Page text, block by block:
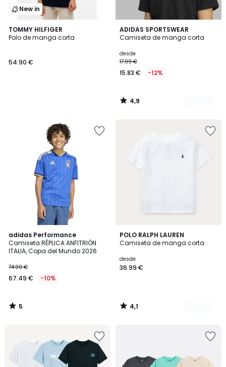
New in
TOMMY HILFIGER
Polo de manga corta
54.90 €
ADIDAS SPORTSWEAR
Camiseta de manga corta
desde
17.99 €
15.83 € -12%
4,9
/ 5
2
Colores
4,9
/
adidas Performance
Camiseta RÉPLICA ANFITRIÓN
ITALIA, Copa del Mundo 2026
74.99 €
67.49 € -10%
5
/
5
5
/
POLO RALPH LAUREN
Camiseta de manga corta
desde
36.99 €
4,1
/ 5
7
Colores
4,1
/